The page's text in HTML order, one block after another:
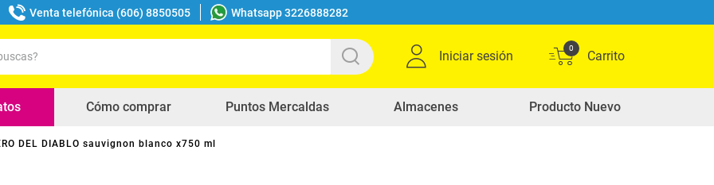
Venta telefónica (606) 8850505 Whatsapp 3226888282
Iniciar sesión
0
Cómo comprar Puntos Mercaldas Almacenes Producto Nuevo
DEL DIABLO sauvignon blanco x750 ml
buscados